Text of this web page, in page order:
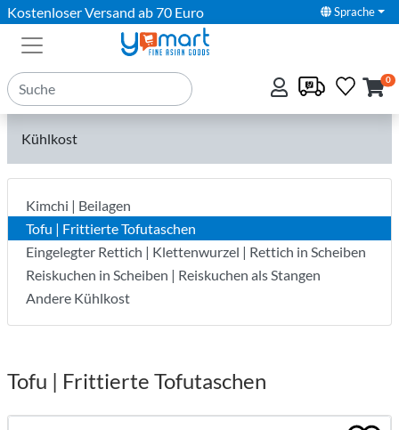
Kostenloser Versand ab 70 Euro Sprache
0
Kühlkost
Kimchi | Beilagen
Tofu | Frittierte Tofutaschen
Eingelegter Rettich | Klettenwurzel | Rettich in Scheiben
Reiskuchen in Scheiben | Reiskuchen als Stangen
Andere Kühlkost
Tofu | Frittierte Tofutaschen